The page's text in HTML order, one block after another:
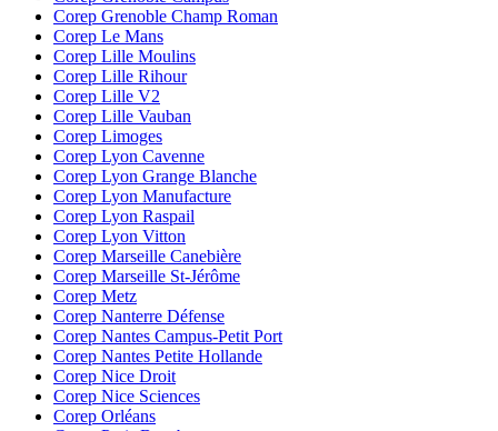
Corep Grenoble Champ Roman
Corep Le Mans
Corep Lille Moulins
Corep Lille Rihour
Corep Lille V2
Corep Lille Vauban
Corep Limoges
Corep Lyon Cavenne
Corep Lyon Grange Blanche
Corep Lyon Manufacture
Corep Lyon Raspail
Corep Lyon Vitton
Corep Marseille Canebière
Corep Marseille St-Jérôme
Corep Metz
Corep Nanterre Défense
Corep Nantes Campus-Petit Port
Corep Nantes Petite Hollande
Corep Nice Droit
Corep Nice Sciences
Corep Orléans